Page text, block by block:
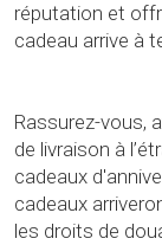
réputation et
cadeau arrive à
Rassurez-vous,
de livraison à
cadeaux
cadeaux
les droits de